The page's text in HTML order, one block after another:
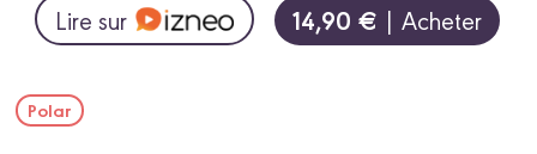
Lire sur 14,90 € | Acheter
Polar